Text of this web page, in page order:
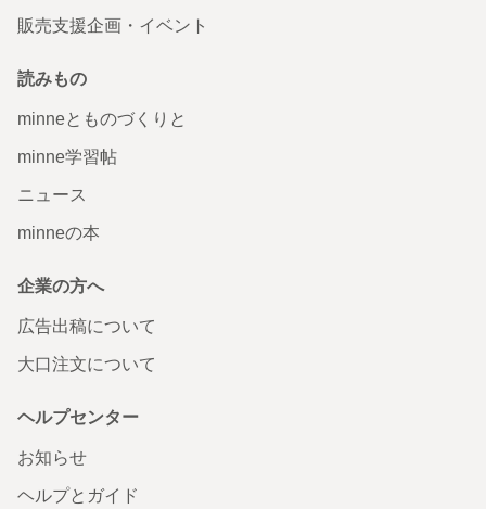
販売支援企画・イベント
読みもの
minneとものづくりと
minne学習帖
ニュース
minneの本
企業の方へ
広告出稿について
大口注文について
ヘルプセンター
お知らせ
ヘルプとガイド